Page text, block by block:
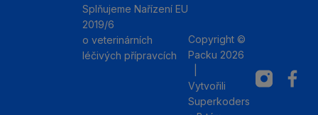
Splňujeme Nařízení EU
2019/6
o veterinárních
léčivých přípravcích
Copyright ©
Packu 2026
Vytvořili
Superkoders
Instagram